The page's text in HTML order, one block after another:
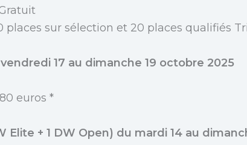
places sur sélection et 20 places qualifiés
17 au dimanche 19 octobre 2025
euros *
Elite + 1 DW Open) du mardi 14 au